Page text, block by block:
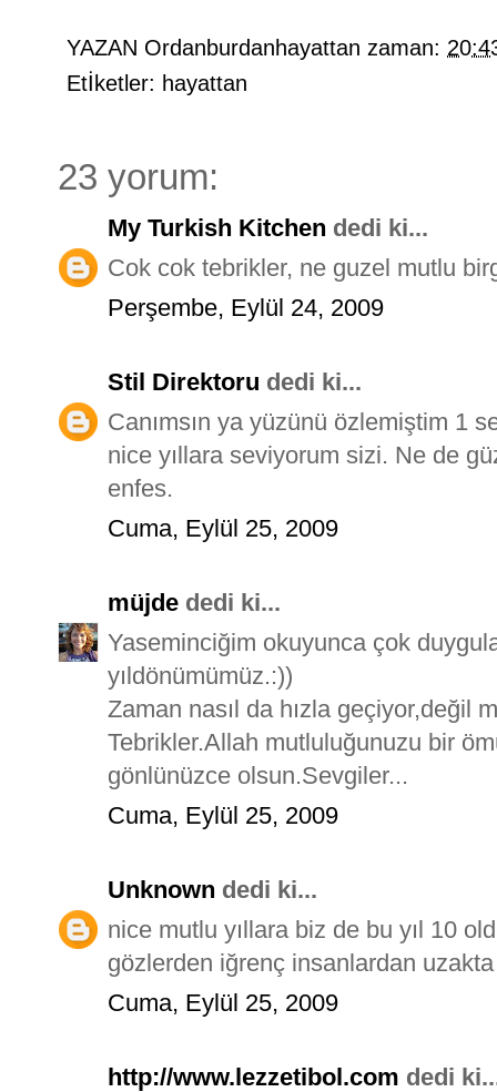
YAZAN Ordanburdanhayattan zaman:
Etİketler: hayattan
23 yorum:
My Turkish Kitchen dedi ki...
Cok cok tebrikler, ne guzel mutlu
Perşembe, Eylül 24, 2009
Stil Direktoru dedi ki...
Canımsın ya yüzünü özlemiştim 1
nice yıllara seviyorum sizi. Ne de
enfes.
Cuma, Eylül 25, 2009
müjde dedi ki...
Yaseminciğim okuyunca çok
yıldönümümüz.:))
Zaman nasıl da hızla geçiyor,değil
Tebrikler.Allah mutluluğunuzu bir
gönlünüzce olsun.Sevgiler...
Cuma, Eylül 25, 2009
Unknown dedi ki...
nice mutlu yıllara biz de bu yıl 10
gözlerden iğrenç insanlardan
Cuma, Eylül 25, 2009
http://www.lezzetibol.com dedi